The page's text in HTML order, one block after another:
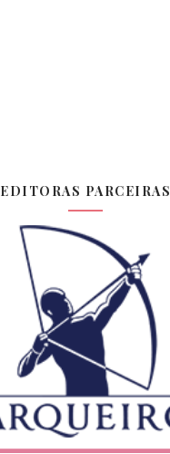
EDITORAS PARCEIRAS